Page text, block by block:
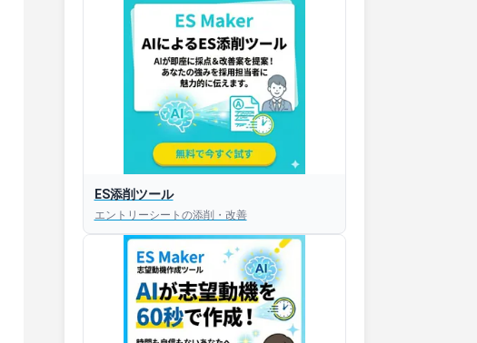
ES添削ツール
エントリーシートの添削・改善